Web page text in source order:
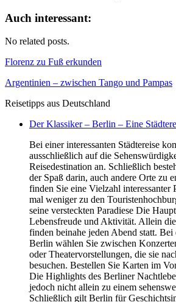
Auch interessant:
No related posts.
Florenz zu Fuß erkunden
Argentinien – zwischen Tango und Pampas
Reisetipps aus Deutschland
Der Klassiker – Berlin – Eine
Bei einer interessanten Städtereise
ausschließlich auf die
Reisedestination an. Schließlich
der Spaß darin, auch andere Orte zu
finden Sie eine Vielzahl interessanter
mal weniger zu den
seine versteckten Paradiese Die
Lebensfreude und Aktivität. Allein
finden beinahe jeden Abend statt. Bei
Berlin wählen Sie zwischen
oder Theatervorstellungen, die sie
besuchen. Bestellen Sie Karten im
Die Highlights des Berliner
jedoch nicht allein zu einem
Schließlich gilt Berlin für